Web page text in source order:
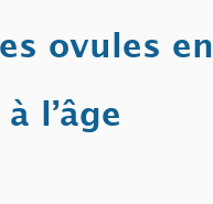
ovules
l’âge